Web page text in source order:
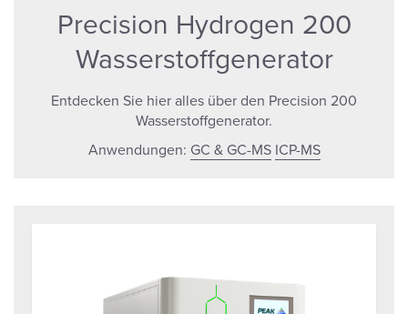
Precision Hydrogen 200
Wasserstoffgenerator
Entdecken Sie hier alles über den Precision 200
Wasserstoffgenerator.
Anwendungen: GC & GC-MS ICP-MS